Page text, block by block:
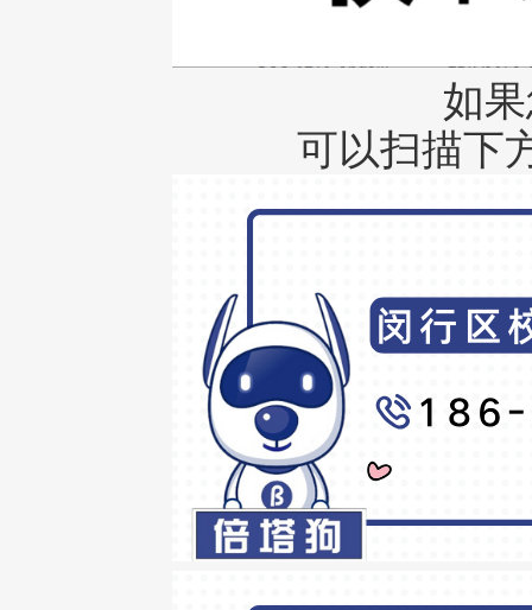
如
可以扫描下